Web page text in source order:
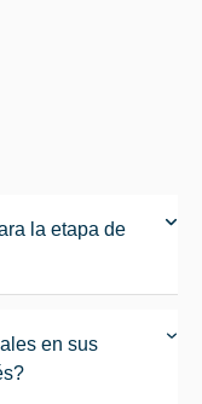
la etapa de
en sus